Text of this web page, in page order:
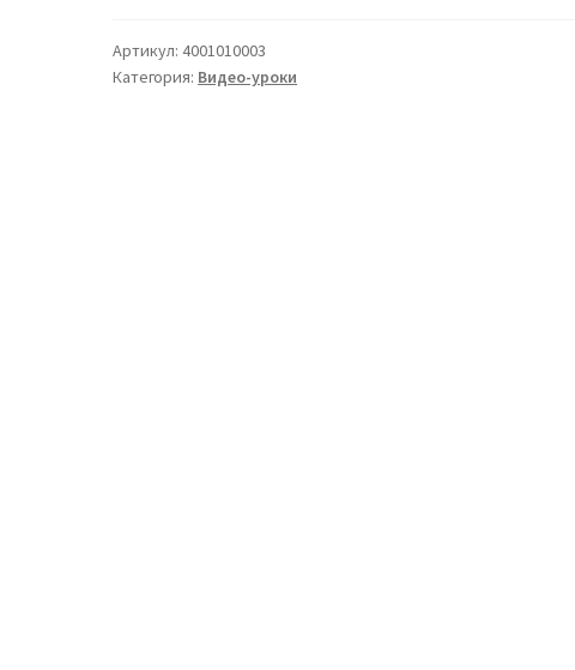
ягодками
30х40
Артикул:4001010003
Категория: Видео-уроки